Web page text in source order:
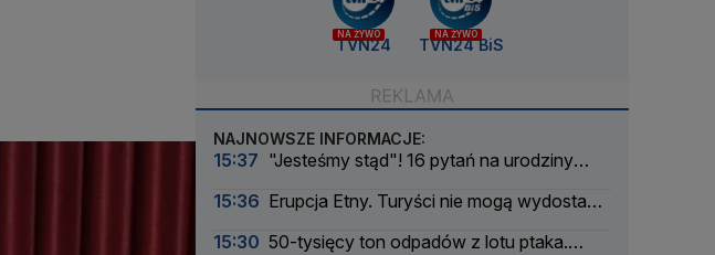
NA ŻYWO
TVN24
NA ŻYWO
TVN24 BiS
NAJNOWSZE INFORMACJE:
15:37 "Jesteśmy stąd"! 16 pytań na urodziny
15:36 Erupcja Etny. Turyści nie mogą wydostać
15:30 50-tysięcy ton odpadów z lotu ptaka.